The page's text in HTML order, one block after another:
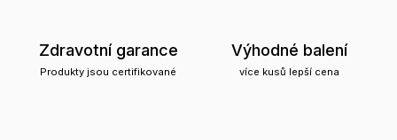
Zdravotní garance
Produkty jsou certifikované
Výhodné balení
více kusů lepší cena